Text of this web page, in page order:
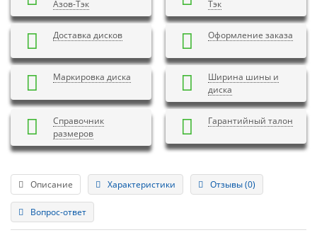
Азов-Тэк
Тэк
Доставка дисков Оформление заказа
Маркировка диска
Ширина шины и
диска
Справочник
размеров
Гарантийный талон
Описание Характеристики Отзывы (0)
Вопрос-ответ